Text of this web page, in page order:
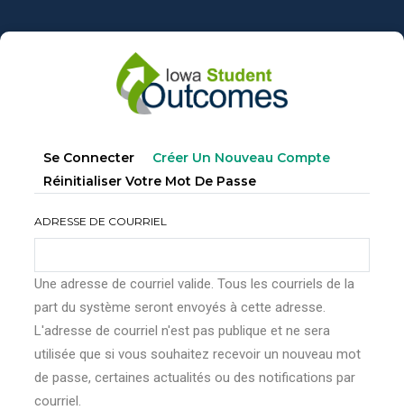
au
Onglets
principaux
Se Connecter Créer Un Nouveau Compte
Réinitialiser Votre Mot De Passe
ADRESSE DE COURRIEL
Une adresse de courriel valide. Tous les courriels de la
part du système seront envoyés à cette adresse.
L'adresse de courriel n'est pas publique et ne sera
utilisée que si vous souhaitez recevoir un nouveau mot
de passe, certaines actualités ou des notifications par
courriel.